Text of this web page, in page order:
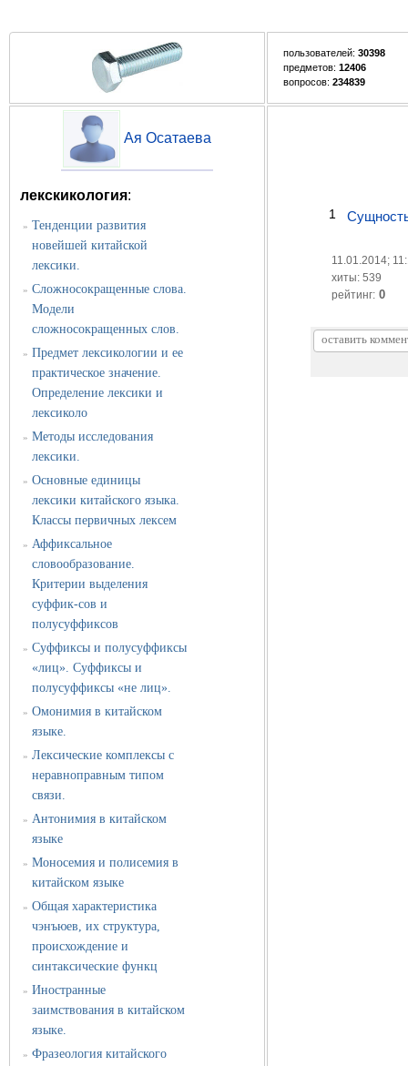
пользователей: 30398
предметов: 12406
вопросов: 234839
Ая Осатаева
лекскикология:
» Тенденции развития
новейшей китайской
лексики.
» Сложносокращенные слова.
Модели
сложносокращенных слов.
» Предмет лексикологии и ее
практическое значение.
Определение лексики и
лексиколо
» Методы исследования
лексики.
» Основные единицы
лексики китайского языка.
Классы первичных лексем
» Аффиксальное
словообразование.
Критерии выделения
суффик-сов и
полусуффиксов
» Суффиксы и полусуффиксы
«лиц». Суффиксы и
полусуффиксы «не лиц».
» Омонимия в китайском
языке.
» Лексические комплексы с
неравноправным типом
связи.
» Антонимия в китайском
языке
» Моносемия и полисемия в
китайском языке
» Общая характеристика
чэнъюев, их структура,
происхождение и
синтаксические функц
» Иностранные
заимствования в китайском
языке.
» Фразеология китайского
1
11.01.2014;
хиты: 539
рейтинг: 0